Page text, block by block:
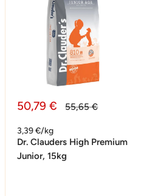
Sonderpreis
50,79 € Normalpreis
55,65 €
3,39 €/kg
Dr. Clauders High Premium
Junior, 15kg